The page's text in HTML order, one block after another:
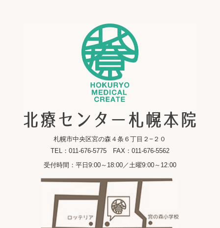
札幌市中央区宮の森４条６丁目２−２０
TEL：011-676-5775 FAX：011-676-5562
受付時間：平日9:00～18:00／土曜9:00～12:00